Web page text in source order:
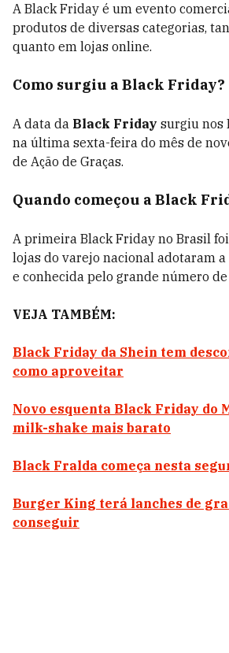
A Black Friday é um evento
produtos de diversas categorias,
quanto em lojas online.
Como surgiu a Black Friday?
A data da Black Friday surgiu nos
na última sexta-feira do mês de
de Ação de Graças.
Quando começou a Black
A primeira Black Friday no Brasil
lojas do varejo nacional adotaram
e conhecida pelo grande número
VEJA TAMBÉM:
Black Friday da Shein tem
como aproveitar
Novo esquenta Black Friday do
milk-shake mais barato
Black Fralda começa nesta
Burger King terá lanches de
conseguir